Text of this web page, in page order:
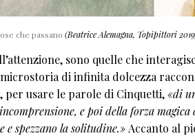
che passano (Beatrice Alemagna, Topipittori
sono quelle che
microstoria di infinita dolcezza
per usare le parole di Cinquetti,«di
e poi della forza magica
spezzano la solitudine.» Accanto al